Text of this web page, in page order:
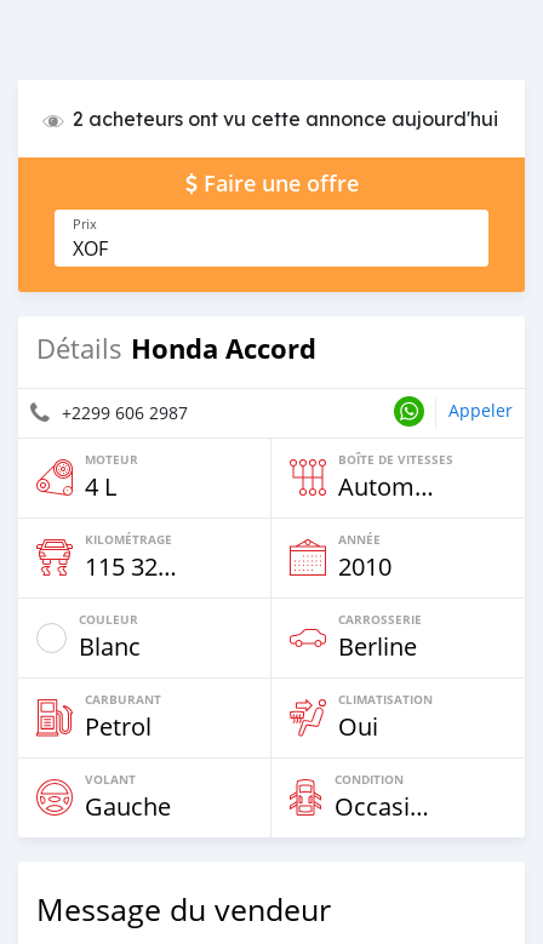
2 acheteurs ont vu cette annonce aujourd'hui
Faire une offre
Prix
XOF
Détails Honda Accord
+2299 606 2987 Appeler
MOTEUR
4 L
BOÎTE DE VITESSES
Automatique
KILOMÉTRAGE
115 325 Km
ANNÉE
2010
COULEUR
Blanc
CARROSSERIE
Berline
CARBURANT
Petrol
CLIMATISATION
Oui
VOLANT
Gauche
CONDITION
Occasion
Message du vendeur